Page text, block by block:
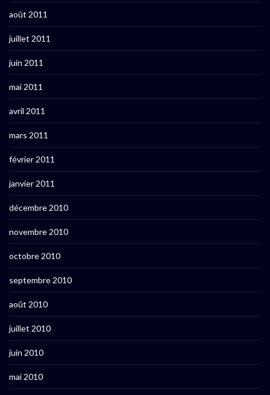
août 2011
juillet 2011
juin 2011
mai 2011
avril 2011
mars 2011
février 2011
janvier 2011
décembre 2010
novembre 2010
octobre 2010
septembre 2010
août 2010
juillet 2010
juin 2010
mai 2010